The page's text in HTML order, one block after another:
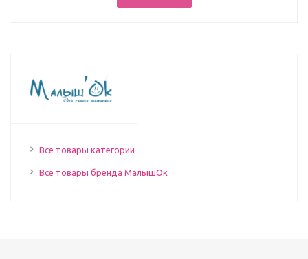
Все товары категории
Все товары бренда МалышОк